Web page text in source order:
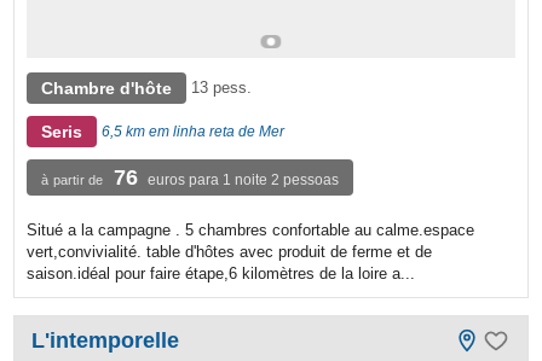
Chambre d'hôte 13 pess.
Seris 6,5 km em linha reta de Mer
à partir de 76 euros para 1 noite 2 pessoas
Situé a la campagne . 5 chambres confortable au calme.espace
vert,convivialité. table d'hôtes avec produit de ferme et de
saison.idéal pour faire étape,6 kilomètres de la loire a...
L'intemporelle